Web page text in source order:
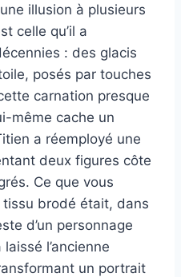
illusion à plusieurs
celle qu’il a
: des glacis
posés par touches
carnation presque
même cache un
a réemployé une
deux figures côte
Ce que vous
brodé était, dans
d’un personnage
l’ancienne
un portrait